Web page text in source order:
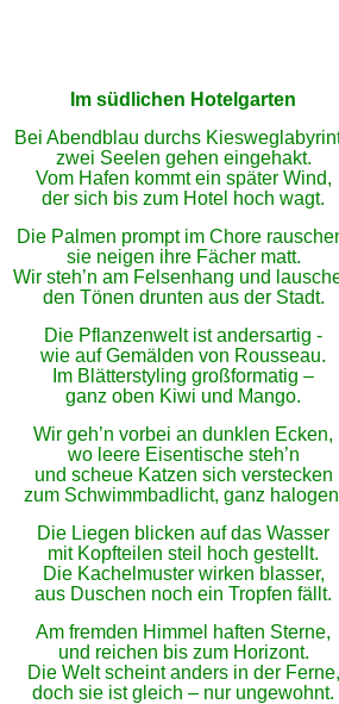
Im südlichen Hotelgarten
Bei Abendblau durchs
zwei Seelen gehen eingehakt.
Vom Hafen kommt ein später Wind,
der sich bis zum Hotel hoch wagt.
Die Palmen prompt im Chore
sie neigen ihre Fächer matt.
Wir steh’n am Felsenhang und
den Tönen drunten aus der Stadt.
Die Pflanzenwelt ist andersartig -
wie auf Gemälden von Rousseau.
Im Blätterstyling großformatig –
ganz oben Kiwi und Mango.
Wir geh’n vorbei an dunklen Ecken,
wo leere Eisentische steh’n
und scheue Katzen sich verstecken
zum Schwimmbadlicht, ganz
Die Liegen blicken auf das Wasser
mit Kopfteilen steil hoch gestellt.
Die Kachelmuster wirken blasser,
aus Duschen noch ein Tropfen fällt.
Am fremden Himmel haften Sterne,
und reichen bis zum Horizont.
Die Welt scheint anders in der Ferne,
doch sie ist gleich – nur ungewohnt.